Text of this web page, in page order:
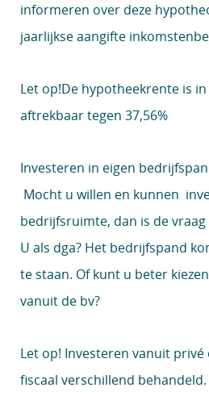
informeren over deze
jaarlijkse aangifte
Let op!De hypotheekrente is
aftrekbaar tegen 37,56%
Investeren in eigen
Mocht u willen en kunnen
bedrijfsruimte, dan is de
U als dga? Het bedrijfspand
te staan. Of kunt u beter
vanuit de bv?
Let op! Investeren vanuit
fiscaal verschillend